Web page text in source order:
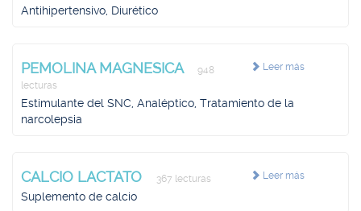
Antihipertensivo, Diurético
Leer más
PEMOLINA MAGNESICA
948
lecturas
Estimulante del SNC, Analéptico, Tratamiento de la
narcolepsia
Leer más
CALCIO LACTATO 367 lecturas
Suplemento de calcio